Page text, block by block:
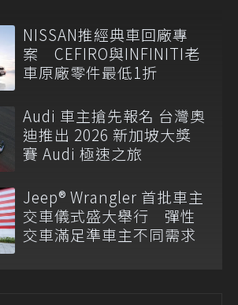
NISSAN推經典車回廠專
案 CEFIRO與INFINITI老
車原廠零件最低1折
Audi 車主搶先報名 台灣奧
迪推出 2026 新加坡大獎
賽 Audi 極速之旅
Jeep® Wrangler 首批車主
交車儀式盛大舉行 彈性
交車滿足準車主不同需求